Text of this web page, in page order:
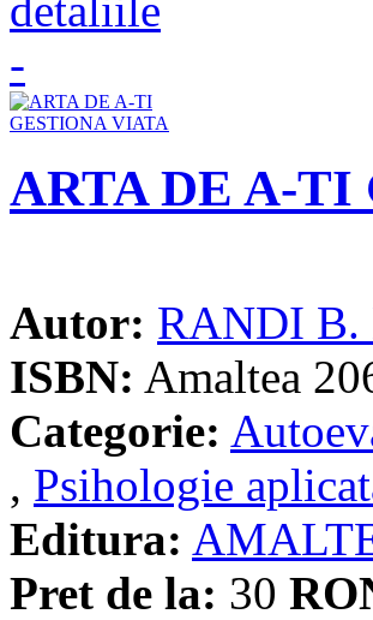
ARTA DE A-TI
Autor: RANDI B.
ISBN: Amaltea
Categorie:
, Psihologie
Editura:
Pret de la: 30